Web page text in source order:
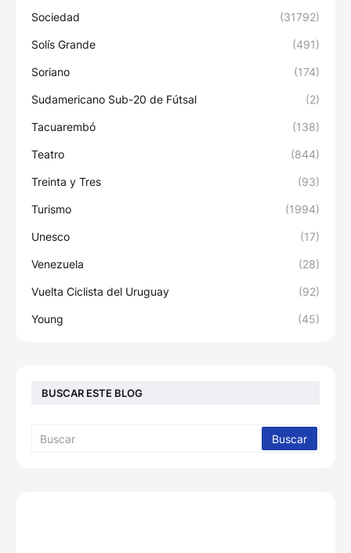
Sociedad (31792)
Solís Grande (491)
Soriano (174)
Sudamericano Sub-20 de Fútsal (2)
Tacuarembó (138)
Teatro (844)
Treinta y Tres (93)
Turismo (1994)
Unesco (17)
Venezuela (28)
Vuelta Ciclista del Uruguay (92)
Young (45)
BUSCAR ESTE BLOG